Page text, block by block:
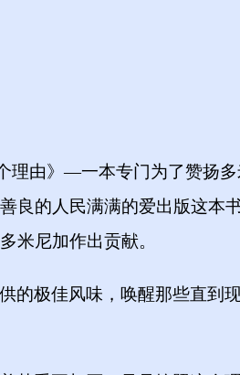
理由》—一本专门为了赞扬
良的人民满满的爱出版这本
米尼加作出贡献。
的极佳风味，唤醒那些直到